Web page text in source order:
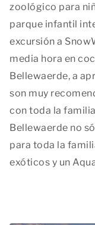
zoológico para
parque infantil
excursión a
media hora en
Bellewaerde, a
son muy
con toda la
Bellewaerde no
para toda la
exóticos y un